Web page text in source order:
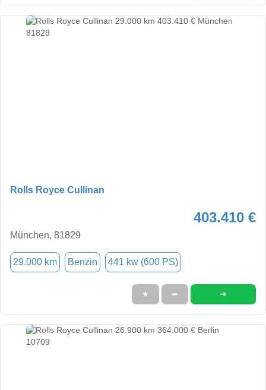
Rolls Royce Cullinan
403.410 €
München, 81829
29.000 km Benzin 441 kw (600 PS)
★ ➦ ➜